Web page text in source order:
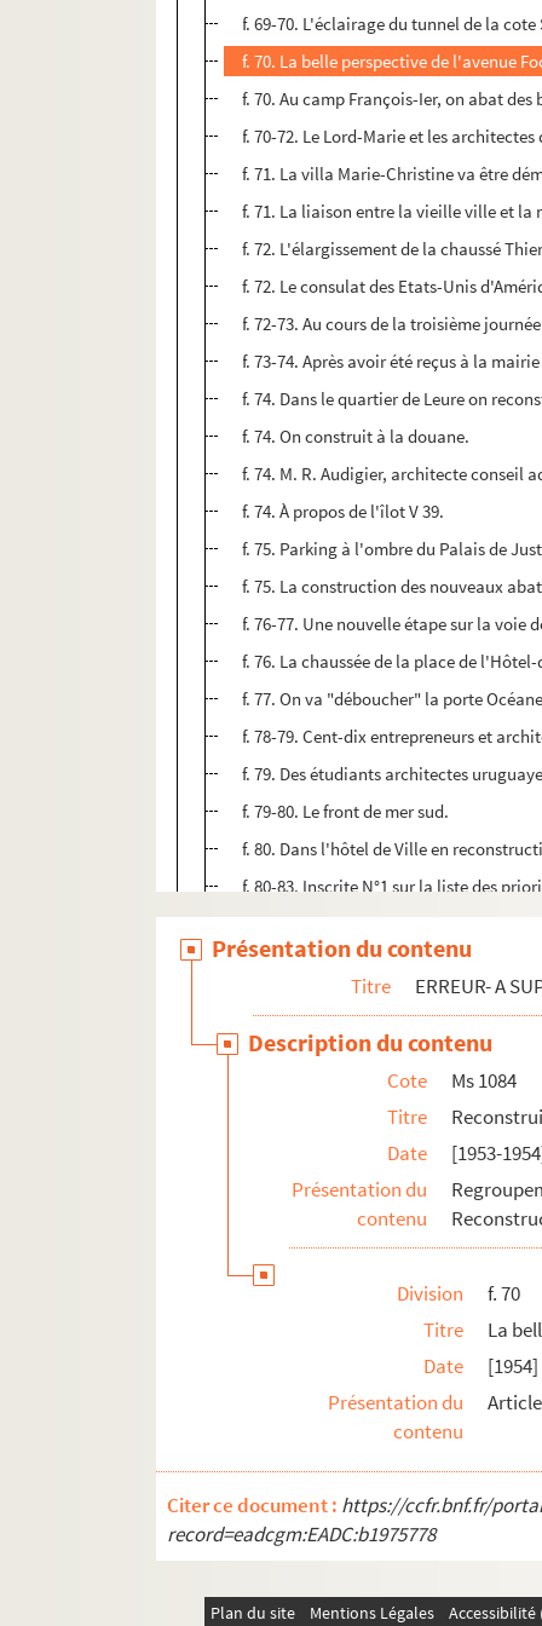
f. 69-70. L'éclairage du tunnel de la
f. 70. La belle perspective de l'avenue
f. 70. Au camp François-Ier, on abat
f. 70-72. Le Lord-Marie et les
f. 71. La villa Marie-Christine va être
f. 71. La liaison entre la vieille ville et
f. 72. L'élargissement de la chaussé
f. 72. Le consulat des Etats-Unis
f. 72-73. Au cours de la troisième
f. 73-74. Après avoir été reçus à la
f. 74. Dans le quartier de Leure on
f. 74. On construit à la douane.
f. 74. M. R. Audigier, architecte conseil
f. 74. À propos de l'îlot V 39.
f. 75. Parking à l'ombre du Palais de
f. 75. La construction des nouveaux
f. 76-77. Une nouvelle étape sur la
f. 76. La chaussée de la place de
f. 77. On va "déboucher" la porte
f. 78-79. Cent-dix entrepreneurs et
f. 79. Des étudiants architectes
f. 79-80. Le front de mer sud.
f. 80. Dans l'hôtel de Ville en
f. 80-83. Inscrite N°1 sur la liste des
f. 81. La salle des fêtes est fort avancé.
f. 81-82. Le nouvel immeuble du
f. 82-83. Les belles et claires écoles...
f. 83-84. À l'emplacement des brise-
f. 84. Le front de mer ouest se complète.
Présentation du contenu
Titre ERREUR- A
Description du contenu
Cote
Ms 1084
Titre
Date
[1953-
Présentation du
contenu
Division
f. 70
Titre
La
Date
[1954]
Présentation du
contenu
Citer ce document : https://ccfr.bnf.fr/
record=eadcgm:EADC:b1975778
Plan du site Mentions Légales